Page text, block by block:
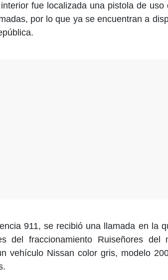
fue localizada una pistola de uso
por lo que ya se encuentran a
911, se recibió una llamada en la
del fraccionamiento Ruiseñores del
vehículo Nissan color gris, modelo